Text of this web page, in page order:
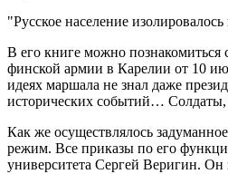
"Русское население
В его книге можно
финской армии в Карелии от 10
идеях маршала не знал даже
исторических событий… Солдаты,
Как же осуществлялось
режим. Все приказы по его
университета Сергей Веригин.